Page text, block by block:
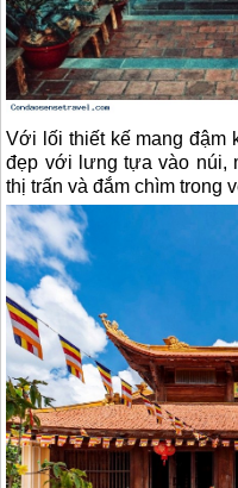
Với lối thiết kế mang đậm
đẹp với lưng tựa vào núi,
thị trấn và đắm chìm trong